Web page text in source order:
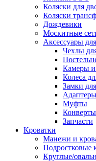
Коляски для
Коляски
Дождевики
Москитные
Аксессуары
Чехлы
Камеры и
Колеса
Замки
Муфты
Запчасти
Кроватки
Манежи и
Подростковые
Круглые/